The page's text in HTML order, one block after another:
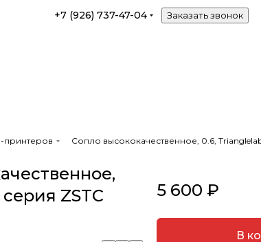
+7 (926) 737-47-04 Заказать звонок
принтеров Сопло высококачественное, 0.6,
ZSTC
5 600 ₽
В